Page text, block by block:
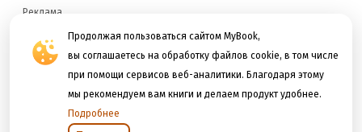
Продолжая пользоваться сайтом MyBook,
вы соглашаетесь на обработку файлов cookie, в том числе
при помощи сервисов веб-аналитики. Благодаря этому
мы рекомендуем вам книги и делаем продукт удобнее.
Подробнее
Реклама
reklama@litres.ru
Мы принимаем к оплате